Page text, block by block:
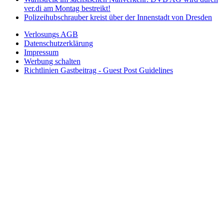
ver.di am Montag bestreikt!
Polizeihubschrauber kreist über der Innenstadt von Dresden
Verlosungs AGB
Datenschutzerklärung
Impressum
Werbung schalten
Richtlinien Gastbeitrag - Guest Post Guidelines